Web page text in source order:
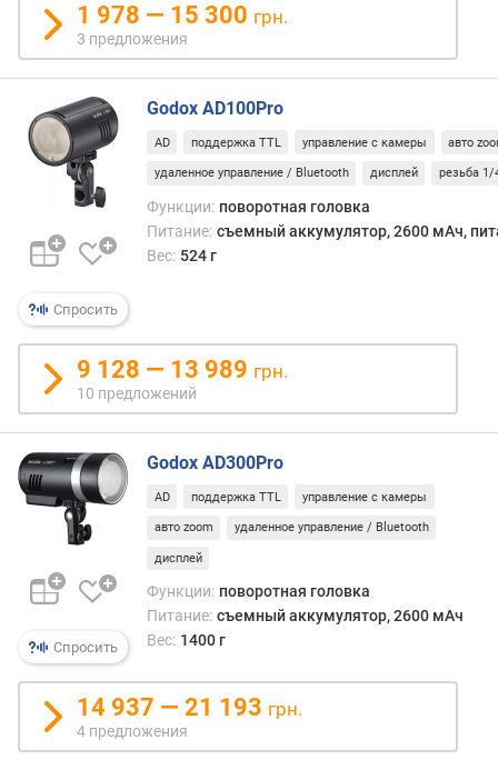
с
о
л
-
и
м
у
л
с
я
р
т
ь
л
м
)
я
1 978 — 15 300 грн.
3 предложения
Спросить
Godox AD100Pro
AD поддержка TTL управление с камеры авто
удаленное управление / Bluetooth дисплей резьба 1/
Функции: поворотная головка
Питание: съемный аккумулятор, 2600 мАч,
Вес: 524 г
9 128 — 13 989 грн.
10 предложений
Спросить
Godox AD300Pro
AD поддержка TTL управление с камеры
авто zoom удаленное управление / Bluetooth
дисплей
Функции: поворотная головка
Питание: съемный аккумулятор, 2600 мАч
Вес: 1400 г
14 937 — 21 193 грн.
4 предложения